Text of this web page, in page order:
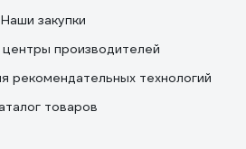
Наши закупки
производителей
рекомендательных технологий
товаров